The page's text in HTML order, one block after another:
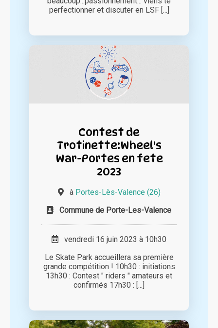
perfectionner et discuter en LSF [...]
Contest de
Trotinette:Wheel's
War-Portes en fete
2023
à Portes-Lès-Valence (26)
Commune de Porte-Les-Valence
vendredi 16 juin 2023 à 10h30
Le Skate Park accueillera sa première
grande compétition ! 10h30 : initiations
13h30 : Contest " riders " amateurs et
confirmés 17h30 : [...]